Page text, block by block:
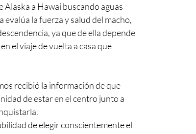
Alaska a Hawai buscando aguas
la fuerza y salud del macho,
ya que de ella depende
el viaje de vuelta a casa que
recibió la información de que
de estar en el centro junto a
de elegir conscientemente el